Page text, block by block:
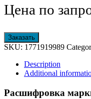
Цена по
Заказать
SKU: 1771919989
Description
Additional
Расшифровка